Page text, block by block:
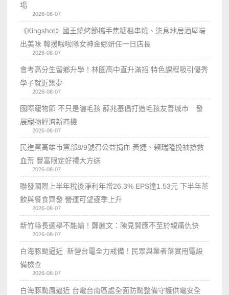
場
2026-08-07
《Kingshot》國王燒烤節攜手焦糖楓串燒、柒息地居酒屋端
出美味 韓援啦啦隊女神金娜妍任一日店長
2026-08-07
會考高分生留鄉升學！林園高中直升滿招 特色課程吸引優秀
學子就近築夢
2026-08-07
國際寵物節 不只是曬毛孩 薛兆基倡打造毛孩友善城市 發
展寵物經濟新商機
2026-08-07
民進黨高雄市黨部8/9號召公益捐血 黃捷、賴瑞隆挽袖搶救
血荒 豐富限定好禮大方送
2026-08-07
聯發國際上半年稅後淨利年增26.3% EPS達1.53元 下半年茶
飲與餐食齊發 營運可望逐季上升
2026-08-07
新竹縣長選舉不能輸！鄭麗文：陳見賢應不至於親痛仇快
2026-08-07
白海豚颱逼近 新營台電全力戒備！民眾與業者落實用電設
備檢查
2026-08-07
白海豚颱風逼近 台電台南區處全面防颱整備守護供電安全